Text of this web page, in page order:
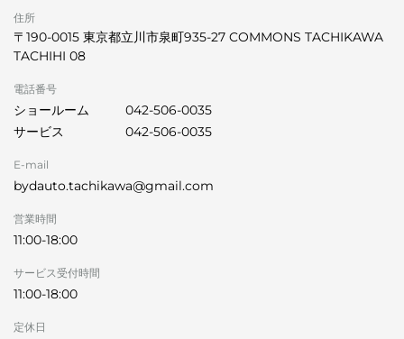
住所
〒190-0015 東京都立川市泉町935-27 COMMONS TACHIKAWA
TACHIHI 08
電話番号
ショールーム
042-506-0035
サービス
042-506-0035
E-mail
bydauto.tachikawa@gmail.com
営業時間
11:00-18:00
サービス受付時間
11:00-18:00
定休日